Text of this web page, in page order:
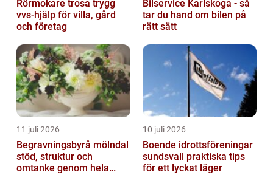
Rörmokare trosa trygg
vvs-hjälp för villa, gård
och företag
Bilservice Karlskoga - så
tar du hand om bilen på
rätt sätt
11 juli 2026
Begravningsbyrå mölndal
stöd, struktur och
omtanke genom hela
10 juli 2026
Boende idrottsföreningar
sundsvall praktiska tips
för ett lyckat läger